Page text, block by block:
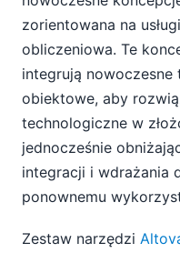
zorientowana na
obliczeniowa. Te
integrują
obiektowe, aby
technologiczne w
jednocześnie
integracji i wdrażania
ponownemu
Zestaw narzędzi